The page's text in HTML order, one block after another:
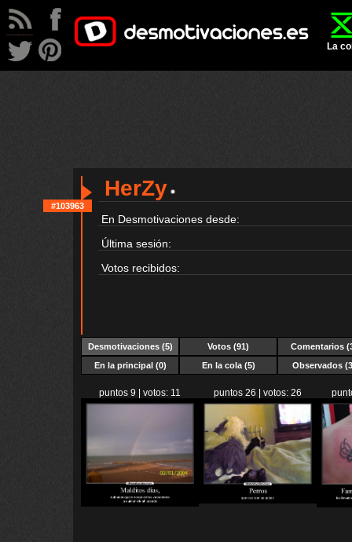
La
#103963
HerZy
En Desmotivaciones desde:
Última sesión:
Votos recibidos:
Desmotivaciones(5) Votos (91)
Comentarios
En la principal (0)
En la cola (5) Observados
puntos 9 | votos: 11 puntos 26 | votos: 26